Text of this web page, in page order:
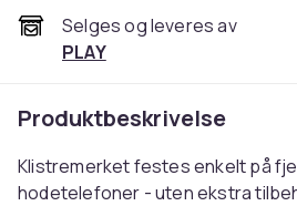
Selges og leveres av
PLAY
Produktbeskrivelse
Klistremerket festes enkelt på
hodetelefoner - uten ekstra